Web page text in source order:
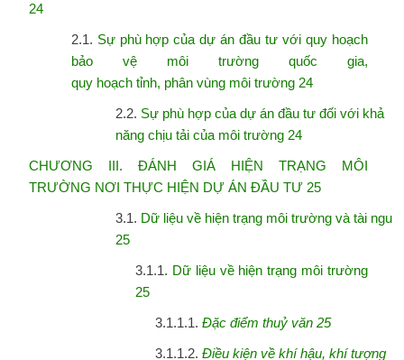
24
2.1. Sự phù hợp của dự án đầu tư với quy hoạch
bảo vệ môi trường quốc gia,
quy hoạch tỉnh, phân vùng môi trường 24
2.2. Sự phù hợp của dự án đầu tư đối với khả
năng chịu tải của môi trường 24
CHƯƠNG III. ĐÁNH GIÁ HIỆN TRẠNG MÔI
TRƯỜNG NƠI THỰC HIỆN DỰ ÁN ĐẦU TƯ 25
3.1. Dữ liệu về hiện trạng môi trường và tài
25
3.1.1. Dữ liệu về hiện trạng môi trường
25
3.1.1.1.Đặc điểm thuỷ văn 25
3.1.1.2.Điều kiện về khí hậu, khí tượng